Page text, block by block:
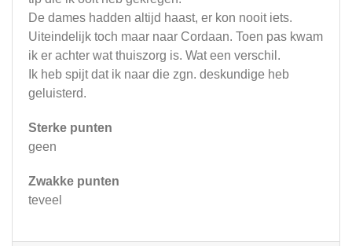
De dames hadden altijd haast, er kon nooit iets.
Uiteindelijk toch maar naar Cordaan. Toen pas kwam
ik er achter wat thuiszorg is. Wat een verschil.
Ik heb spijt dat ik naar die zgn. deskundige heb
geluisterd.
Sterke punten
geen
Zwakke punten
teveel